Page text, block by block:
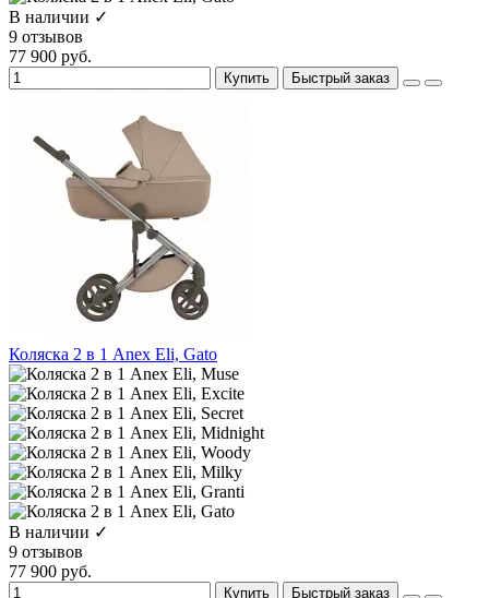
В наличии ✓
9 отзывов
77 900 руб.
Купить Быстрый заказ
Коляска 2 в 1 Anex Eli, Gato
В наличии ✓
9 отзывов
77 900 руб.
Купить Быстрый заказ